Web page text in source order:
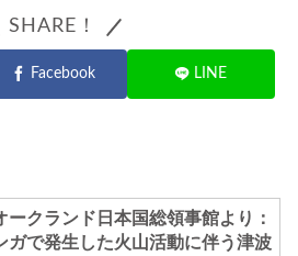
SHARE！
Facebook LINE
ークランド日本国総領事館より：
ガで発生した火山活動に伴う津波